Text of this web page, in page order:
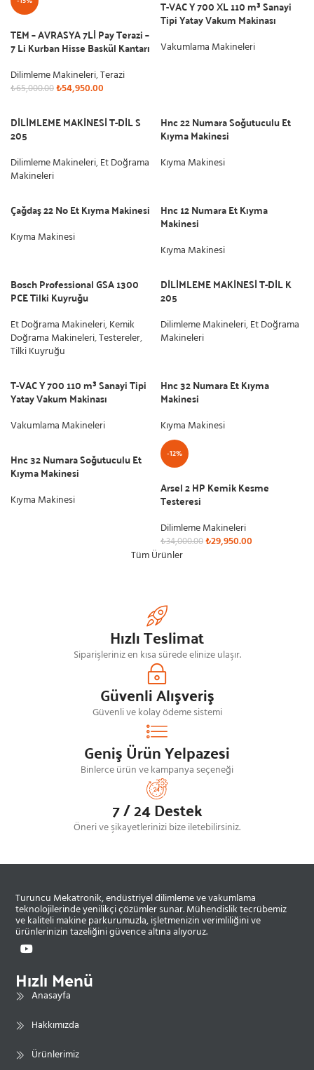
TEM – AVRASYA 7Lİ Pay Terazi –
7 Li Kurban Hisse Baskül Kantarı
Dilimleme Makineleri,Terazi
₺65,000.00₺54,950.00
T-VAC Y 700 XL 110 m³ Sanayi
Tipi Yatay Vakum Makinası
Vakumlama Makineleri
DİLİMLEME MAKİNESİ T-DİL S
205
Dilimleme Makineleri,Et Doğrama
Makineleri
Hnc 22 Numara Soğutuculu Et
Kıyma Makinesi
Kıyma Makinesi
Çağdaş 22 No Et Kıyma Makinesi
Kıyma Makinesi
Hnc 12 Numara Et Kıyma
Makinesi
Kıyma Makinesi
Bosch Professional GSA 1300
PCE Tilki Kuyruğu
Et Doğrama Makineleri,Kemik
Doğrama Makineleri,Testereler,
Tilki Kuyruğu
DİLİMLEME MAKİNESİ T-DİL K
205
Dilimleme Makineleri,Et Doğrama
Makineleri
T-VAC Y 700 110 m³ Sanayi Tipi
Yatay Vakum Makinası
Vakumlama Makineleri
Hnc 32 Numara Et Kıyma
Makinesi
Kıyma Makinesi
Hnc 32 Numara Soğutuculu Et
Kıyma Makinesi
Kıyma Makinesi
-12%
Arsel 2 HP Kemik Kesme
Testeresi
Dilimleme Makineleri
₺34,000.00₺29,950.00
Tüm Ürünler
Hızlı Teslimat
Siparişleriniz en kısa sürede elinize ulaşır.
Güvenli Alışveriş
Güvenli ve kolay ödeme sistemi
Geniş Ürün Yelpazesi
Binlerce ürün ve kampanya seçeneği
7 / 24 Destek
Öneri ve şikayetlerinizi bize iletebilirsiniz.
Turuncu Mekatronik, endüstriyel dilimleme ve vakumlama
teknolojilerinde yenilikçi çözümler sunar. Mühendislik tecrübemiz
ve kaliteli makine parkurumuzla, işletmenizin verimliliğini ve
ürünlerinizin tazeliğini güvence altına alıyoruz.
Hızlı Menü
Anasayfa
Hakkımızda
Ürünlerimiz